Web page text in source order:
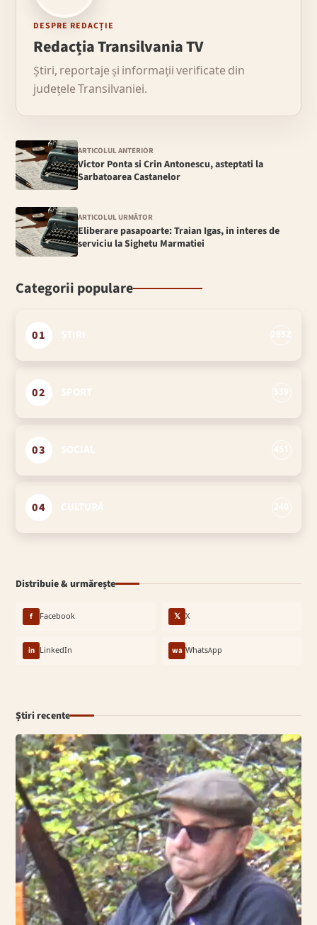
DESPRE REDACȚIE
Redacția Transilvania TV
Știri, reportaje și informații verificate din
județele Transilvaniei.
ARTICOLUL ANTERIOR
Victor Ponta si Crin Antonescu, asteptati la
Sarbatoarea Castanelor
ARTICOLUL URMĂTOR
Eliberare pasapoarte: Traian Igas, in interes de
serviciu la Sighetu Marmatiei
Categorii populare
01
02
03
04
Distribuie & urmărește
f Facebook 𝕏 X
in LinkedIn wa WhatsApp
Știri recente